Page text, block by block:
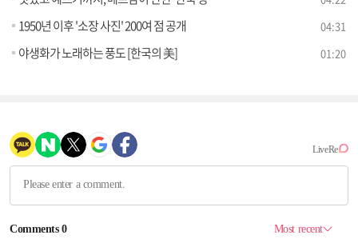
1950년 이후 '소장 사진' 200여 점 공개 04:31
야생화가 노래하는 풍도 [한국의 美] 01:20